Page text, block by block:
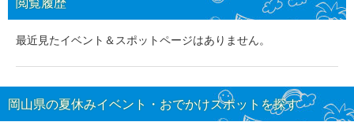
最近見たイベント＆スポットページはありません。
岡山県の夏休みイベント・おでかけスポットを探す